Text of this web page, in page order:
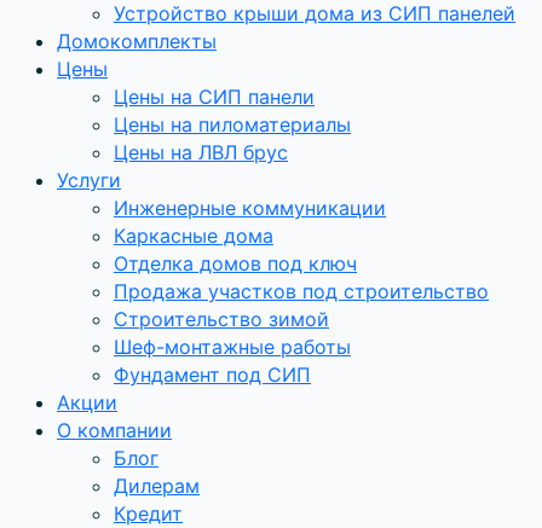
Устройство крыши дома из СИП панелей
Домокомплекты
Цены
Цены на СИП панели
Цены на пиломатериалы
Цены на ЛВЛ брус
Услуги
Инженерные коммуникации
Каркасные дома
Отделка домов под ключ
Продажа участков под строительство
Строительство зимой
Шеф-монтажные работы
Фундамент под СИП
Акции
О компании
Блог
Дилерам
Кредит